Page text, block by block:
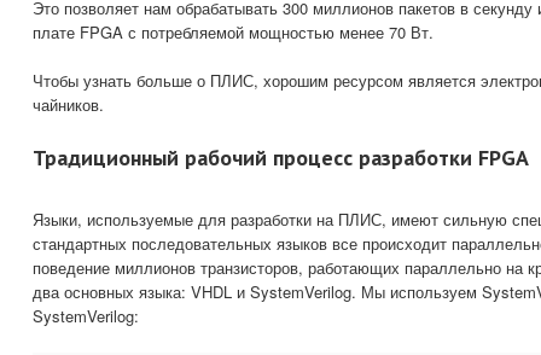
Это позволяет нам обрабатывать 300 миллионов пакетов в
плате FPGA с потребляемой мощностью менее 70 Вт.
Чтобы узнать больше о ПЛИС, хорошим ресурсом является
чайников.
Традиционный рабочий процесс разработки FPGA
Языки, используемые для разработки на ПЛИС, имеют сильную
стандартных последовательных языков все происходит
поведение миллионов транзисторов, работающих параллельно на
два основных языка: VHDL и SystemVerilog. Мы используем
SystemVerilog: